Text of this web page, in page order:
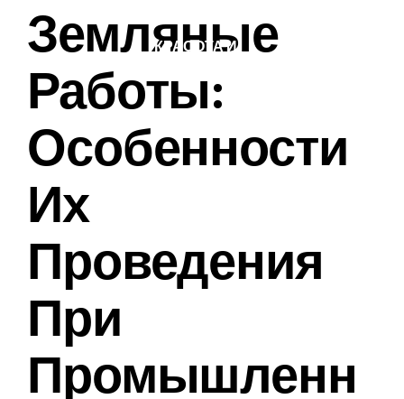
КРАСОТА И
Земляные
Работы:
Особенности
Их
Проведения
При
Промышленн